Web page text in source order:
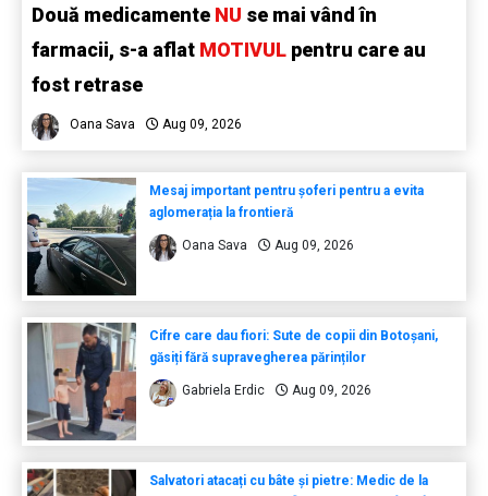
Două medicamente NU se mai vând în
farmacii, s-a aflat MOTIVUL pentru care au
fost retrase
Oana Sava Aug 09, 2026
Mesaj important pentru șoferi pentru a evita
aglomerația la frontieră
Oana Sava Aug 09, 2026
Cifre care dau fiori: Sute de copii din Botoșani,
găsiți fără supravegherea părinților
Gabriela Erdic Aug 09, 2026
Salvatori atacați cu bâte și pietre: Medic de la